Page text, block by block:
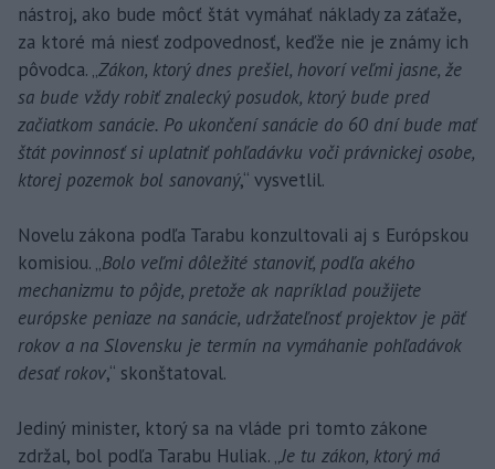
nástroj, ako bude môcť štát vymáhať náklady za záťaže,
za ktoré má niesť zodpovednosť, keďže nie je známy ich
pôvodca. „Zákon, ktorý dnes prešiel, hovorí veľmi jasne, že
sa bude vždy robiť znalecký posudok, ktorý bude pred
začiatkom sanácie. Po ukončení sanácie do 60 dní bude mať
štát povinnosť si uplatniť pohľadávku voči právnickej osobe,
ktorej pozemok bol sanovaný,“ vysvetlil.
Novelu zákona podľa Tarabu konzultovali aj s Európskou
komisiou. „Bolo veľmi dôležité stanoviť, podľa akého
mechanizmu to pôjde, pretože ak napríklad použijete
európske peniaze na sanácie, udržateľnosť projektov je päť
rokov a na Slovensku je termín na vymáhanie pohľadávok
desať rokov,“ skonštatoval.
Jediný minister, ktorý sa na vláde pri tomto zákone
zdržal, bol podľa Tarabu Huliak. „Je tu zákon, ktorý má